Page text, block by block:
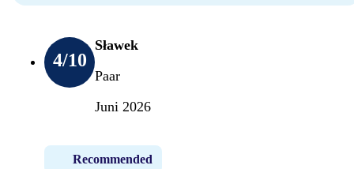
4/10
Sławek
Paar
Juni 2026
Recommended